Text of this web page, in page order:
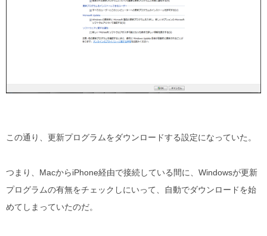
この通り、更新プログラムをダウンロードする設定になっていた。
つまり、MacからiPhone経由で接続している間に、Windowsが更新
プログラムの有無をチェックしにいって、自動でダウンロードを始
めてしまっていたのだ。